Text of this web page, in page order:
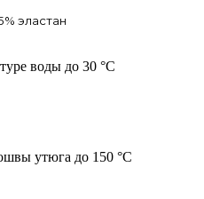
эластан
воды до 30 °C
утюга до 150 °C